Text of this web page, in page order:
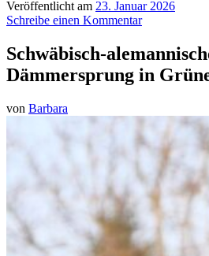
Veröffentlicht am 23. Januar 2026
Schreibe einen Kommentar
Schwäbisch-
Dämmersprung in
von Barbara